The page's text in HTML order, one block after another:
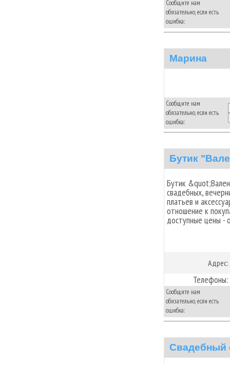
Сообщите нам
обязательно, если есть
ошибка:
Марина
Сообщите нам
обязательно, если есть
ошибка:
Бутик
Бутик
свадебных,
платьев и
отношение к
доступные цены -
Адрес:
Телефоны:
Сообщите нам
обязательно, если есть
ошибка:
Свадебный